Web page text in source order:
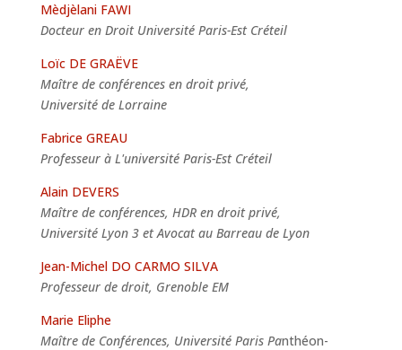
Mèdjèlani FAWI
Docteur en Droit Université Paris-Est Créteil
Loïc DE GRAËVE
Maître de conférences en droit privé,
Université de Lorraine
Fabrice GREAU
Professeur à L'université Paris-Est Créteil
Alain DEVERS
Maître de conférences, HDR en droit privé,
Université Lyon 3 et Avocat au Barreau de Lyon
Jean-Michel DO CARMO SILVA
Professeur de droit, Grenoble EM
Marie Eliphe
Maître de Conférences, Université Paris Panthéon-